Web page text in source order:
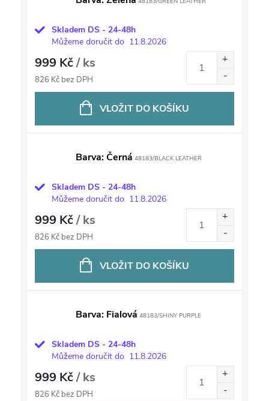
Skladem DS - 24-48h
Můžeme doručit do 11.8.2026
999 Kč/ ks
826 Kč bez DPH
VLOŽIT DO KOŠÍKU
Barva: Černá 48183/BLACK LEATHER
Skladem DS - 24-48h
Můžeme doručit do 11.8.2026
999 Kč/ ks
826 Kč bez DPH
VLOŽIT DO KOŠÍKU
Barva: Fialová 48183/SHINY PURPLE
Skladem DS - 24-48h
Můžeme doručit do 11.8.2026
999 Kč/ ks
826 Kč bez DPH